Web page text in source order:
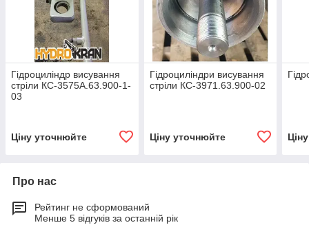
Гідроциліндр висування
стріли КС-3575А.63.900-1-
03
Ціну уточнюйте
Гідроциліндри висування
стріли КС-3971.63.900-02
Ціну уточнюйте
Про нас
Рейтинг не сформований
Менше 5 відгуків за останній рік